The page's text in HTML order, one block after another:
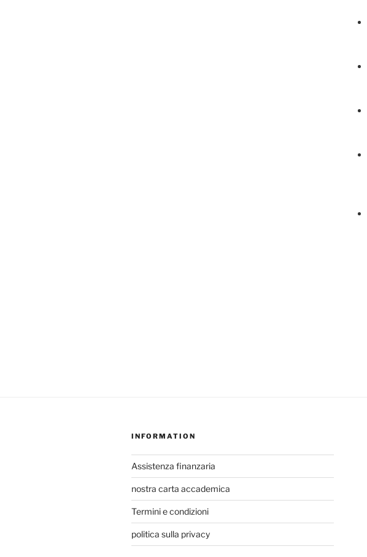
INFORMATION
Assistenza finanzaria
nostra carta accademica
Termini e condizioni
politica sulla privacy